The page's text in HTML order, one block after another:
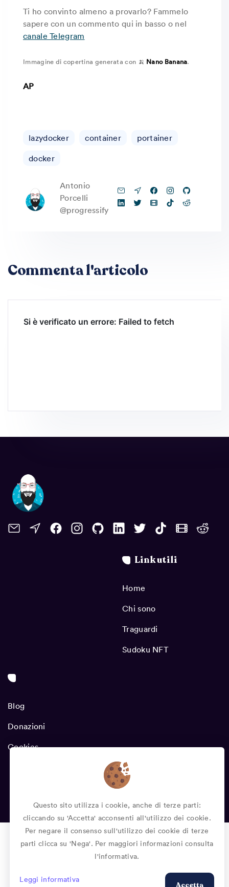
Ti ho convinto almeno a provarlo? Fammelo
sapere con un commento qui in basso o nel
canale Telegram
Immagine di copertina generata con 🍌 Nano Banana.
AP
lazydocker container
portainer
docker
Antonio
Porcelli
@progressify
Commenta l'articolo
Link utili
Home
Chi sono
Traguardi
Sudoku NFT
Blog
Donazioni
Cookies
Questo sito utilizza i cookie, anche di terze parti:
cliccando su 'Accetta' acconsenti all'utilizzo dei cookie.
Per negare il consenso sull'utilizzo dei cookie di terze
parti clicca su 'Nega'. Per maggiori informazioni consulta
l'informativa.
Accetta
Leggi informativa